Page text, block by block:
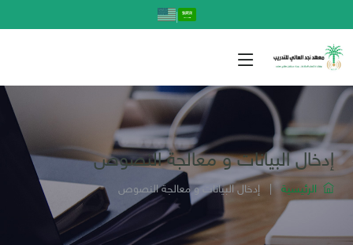
|
إدخال البيانات و معالجة النصوص
الرئيسية| إدخال البيانات و معالجة النصوص